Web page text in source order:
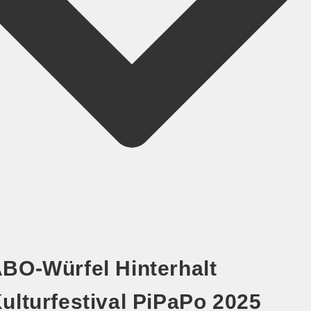
Würfel Hinterhalt
PiPaPo 2025